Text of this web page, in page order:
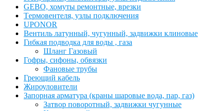
GEBO, хомуты ремонтные, врезки
Tермовентеля, узлы подключения
UPONOR
Вентиль латунный, чугунный, задвижки клиновые
Гибкая подводка для воды , газа
Шланг Газовый
Гофры, сифоны, обвязки
Фановые трубы
Греющий кабель
Жироуловители
Запорная арматура (краны шаровые вода, пар, газ)
Затвор поворотный, задвижки чугунные